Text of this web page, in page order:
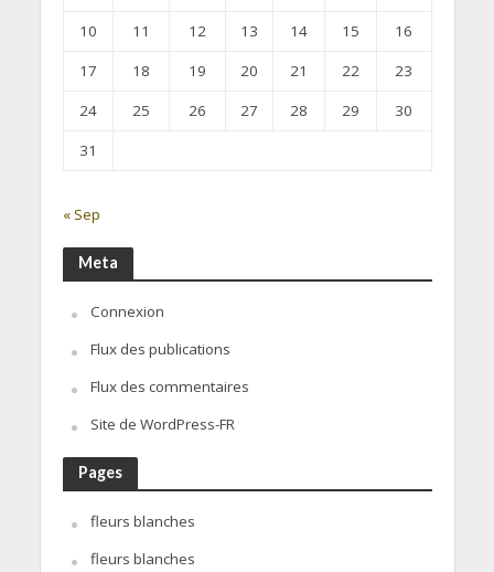
10
11 12 13 14 15
16
17
18 19 20 21 22
23
24
25 26 27 28 29
30
31
« Sep
Meta
Connexion
Flux des publications
Flux des commentaires
Site de WordPress-FR
Pages
fleurs blanches
fleurs blanches